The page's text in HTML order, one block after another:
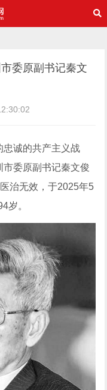
委原副书记秦文
忠诚的共产主义战
委原副书记秦文俊
治无效，于2025年5
岁。